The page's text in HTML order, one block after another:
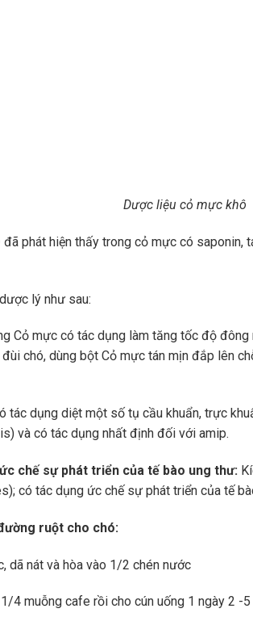
Dược liệu cỏ mực khô
phát hiện thấy trong cỏ mực có saponin,
lý như sau:
Cỏ mực có tác dụng làm tăng tốc độ đông
chó, dùng bột Cỏ mực tán mịn đắp lên
tác dụng diệt một số tụ cầu khuẩn, trực
và có tác dụng nhất định đối với amip.
chế sự phát triển của tế bào ung thư:
có tác dụng ức chế sự phát triển của tế
ruột cho chó:
dã nát và hòa vào 1/2 chén nước
4 muỗng cafe rồi cho cún uống 1 ngày 2 -5